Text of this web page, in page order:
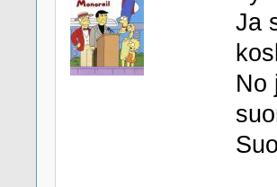
Ja
No